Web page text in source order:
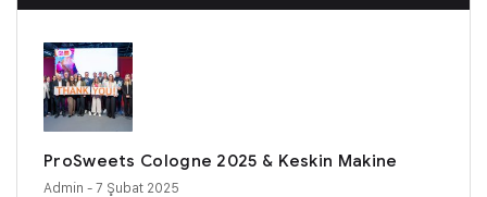
ProSweets Cologne 2025 & Keskin Makine
Admin - 7 Şubat 2025